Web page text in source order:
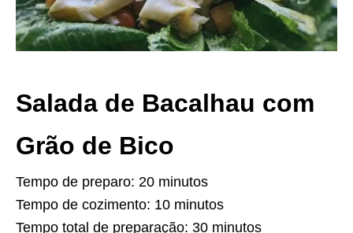
Salada de Bacalhau com
Grão de Bico
Tempo de preparo: 20 minutos
Tempo de cozimento: 10 minutos
Tempo total de preparação: 30 minutos